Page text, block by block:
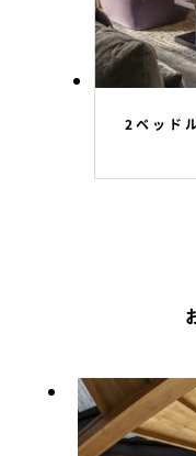
2ベッド